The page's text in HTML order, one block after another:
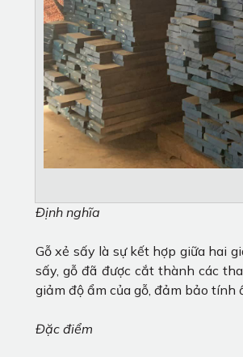
Định nghĩa
Gỗ xẻ sấy là sự kết hợp giữa hai
sấy, gỗ đã được cắt thành các
giảm độ ẩm của gỗ, đảm bảo tính
Đặc điểm